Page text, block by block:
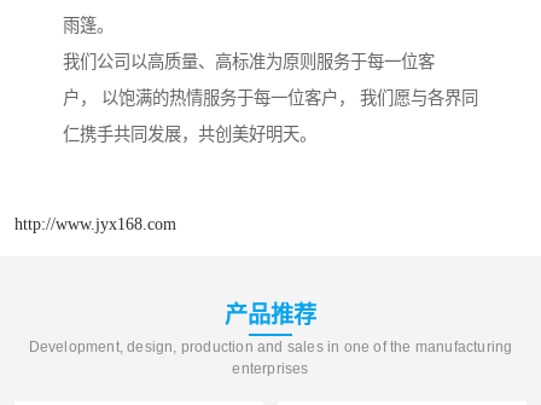
雨篷。
我们公司以高质量、高标准为原则服务于每一位客
户， 以饱满的热情服务于每一位客户， 我们愿与各界同
仁携手共同发展，共创美好明天。
http://www.jyx168.com
产品推荐
Development, design, production and sales in one of the manufacturing
enterprises